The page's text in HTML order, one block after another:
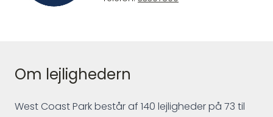
Om lejlighedern
West Coast Park består af 140 lejligheder på 73 til